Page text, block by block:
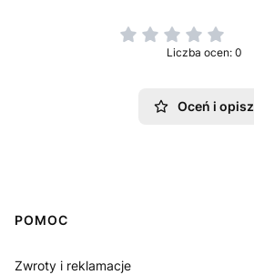
Liczba ocen: 0
Oceń i opisz
Linki w stopce
POMOC
Zwroty i reklamacje